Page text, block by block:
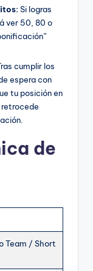
Si logras
ver 50, 80 o
cumplir los
espera con
tu posición en
retrocede
de
Team / Short